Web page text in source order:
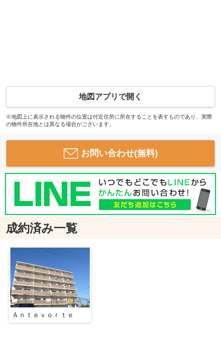
地図アプリで開く
※地図上に表示される物件の位置は付近住所に所在することを表すものであり、実際
の物件所在地とは異なる場合がございます。
お問い合わせ(無料)
成約済み一覧
Ａｎｔｅｖｏｒｔｅ